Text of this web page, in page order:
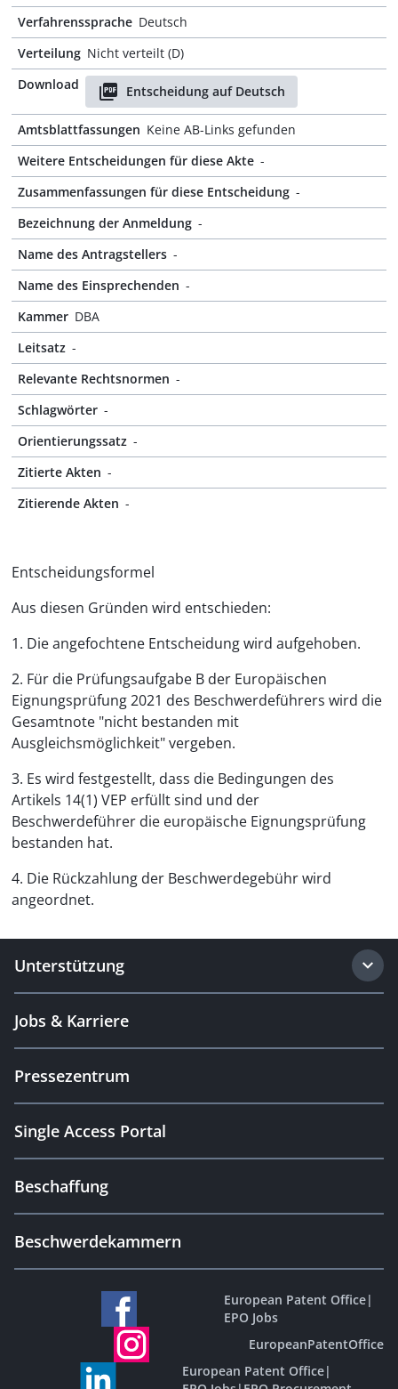
Verfahrenssprache Deutsch
Verteilung Nicht verteilt (D)
Download
Entscheidung auf Deutsch
Amtsblattfassungen Keine AB-Links gefunden
Weitere Entscheidungen für diese Akte -
Zusammenfassungen für diese Entscheidung -
Bezeichnung der Anmeldung -
Name des Antragstellers -
Name des Einsprechenden -
Kammer DBA
Leitsatz -
Relevante Rechtsnormen -
Schlagwörter -
Orientierungssatz -
Zitierte Akten -
Zitierende Akten -
Entscheidungsformel
Aus diesen Gründen wird entschieden:
1. Die angefochtene Entscheidung wird aufgehoben.
2. Für die Prüfungsaufgabe B der Europäischen
Eignungsprüfung 2021 des Beschwerdeführers wird die
Gesamtnote "nicht bestanden mit
Ausgleichsmöglichkeit" vergeben.
3. Es wird festgestellt, dass die Bedingungen des
Artikels 14(1) VEP erfüllt sind und der
Beschwerdeführer die europäische Eignungsprüfung
bestanden hat.
4. Die Rückzahlung der Beschwerdegebühr wird
angeordnet.
Unterstützung
Jobs & Karriere
Pressezentrum
Single Access Portal
Beschaffung
Beschwerdekammern
European Patent Office|
EPO Jobs
EuropeanPatentOffice
European Patent Office|